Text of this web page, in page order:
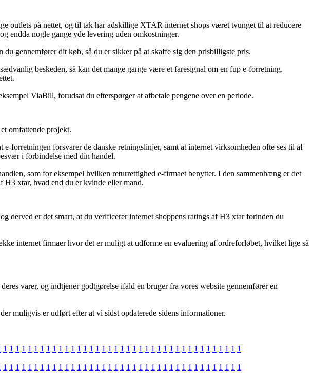
outlets på nettet, og til tak har adskillige XTAR internet shops været tvunget til at reducere
endda nogle gange yde levering uden omkostninger.
gennemfører dit køb, så du er sikker på at skaffe sig den prisbilligste pris.
beskeden, så kan det mange gange være et faresignal om en fup e-forretning.
ViaBill, forudsat du efterspørger at afbetale pengene over en periode.
omfattende projekt.
forretningen forsvarer de danske retningslinjer, samt at internet virksomheden ofte ses til af
i forbindelse med din handel.
som for eksempel hvilken returrettighed e-firmaet benytter. I den sammenhæng er det
H3 xtar, hvad end du er kvinde eller mand.
derved er det smart, at du verificerer internet shoppens ratings af H3 xtar forinden du
internet firmaer hvor det er muligt at udforme en evaluering af ordreforløbet, hvilket lige så
varer, og indtjener godtgørelse ifald en bruger fra vores website gennemfører en
muligvis er udført efter at vi sidst opdaterede sidens informationer.
1 1 1 1 1 1 1 1 1 1 1 1 1 1 1 1 1 1 1 1 1 1 1 1 1 1 1 1 1 1 1 1 1 1 1 1 1 1 1
1 1 1 1 1 1 1 1 1 1 1 1 1 1 1 1 1 1 1 1 1 1 1 1 1 1 1 1 1 1 1 1 1 1 1 1 1 1 1